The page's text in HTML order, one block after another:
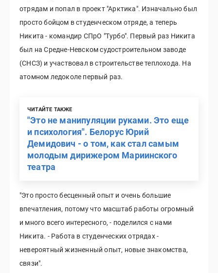
отрядам и попал в проект "Арктика". Изначально был
просто бойцом в студенческом отряде, а теперь
Никита - командир СПрО "Турбо". Первый раз Никита
был на Средне-Невском судостроительном заводе
(СНСЗ) и участвовал в строительстве теплохода. На
атомном ледоколе первый раз.
ЧИТАЙТЕ ТАКЖЕ
"Это не манипуляции руками. Это еще
и психология". Белорус Юрий
Демидович - о том, как стал самым
молодым дирижером Мариинского
театра
"Это просто бесценный опыт и очень большие
впечатления, потому что масштаб работы огромный
и много всего интересного, - поделился с нами
Никита. - Работа в студенческих отрядах -
невероятный жизненный опыт, новые знакомства,
связи".